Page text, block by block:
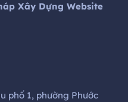
Xây Dựng Website
phố 1, phường Phước